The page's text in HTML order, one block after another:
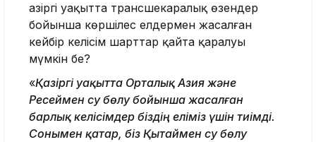
Қазіргі уақытта трансшекаралық өзендер
бойынша көршілес елдермен жасалған
кейбір келісім шарттар қайта қаралуы
мүмкін бе?
«Қазіргі уақытта Орталық Азия және
Ресеймен су бөлу бойынша жасалған
барлық келісімдер біздің еліміз үшін тиімді.
Сонымен қатар, біз Қытаймен су бөлу